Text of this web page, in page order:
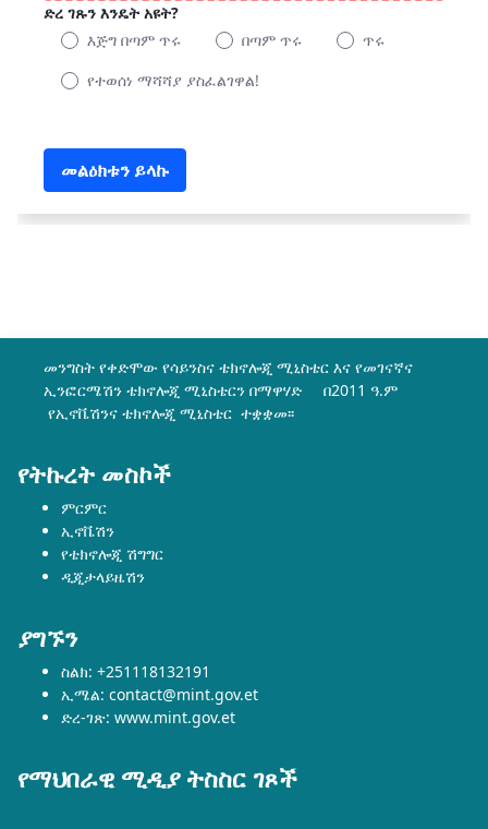
ድረ ገጹን እንዴት አዩት?
እጅግ በጣም ጥሩ
በጣም ጥሩ
ጥሩ
የተወሰነ ማሻሻያ ያስፈልገዋል!
መልዕክቱን ይላኩ
መንግስት የቀድሞው የሳይንስና ቴክኖሎጂ ሚኒስቴር እና የመገናኛና
ኢንፎርሜሽን ቴክኖሎጂ ሚኒስቴርን በማዋሃድ በ2011 ዓ.ም
የኢኖቬሽንና ቴክኖሎጂ ሚኒስቴር ተቋቋመ፡፡
የትኩረት መስኮች
ምርምር
ኢኖቬሽን
የቴክኖሎጂ ሽግግር
ዲጂታላይዜሽን
ያግኙን
ስልክ: +251118132191
ኢሜል: contact@mint.gov.et
ድረ-ገጽ: www.mint.gov.et
የማህበራዊ ሚዲያ ትስስር ገጾች